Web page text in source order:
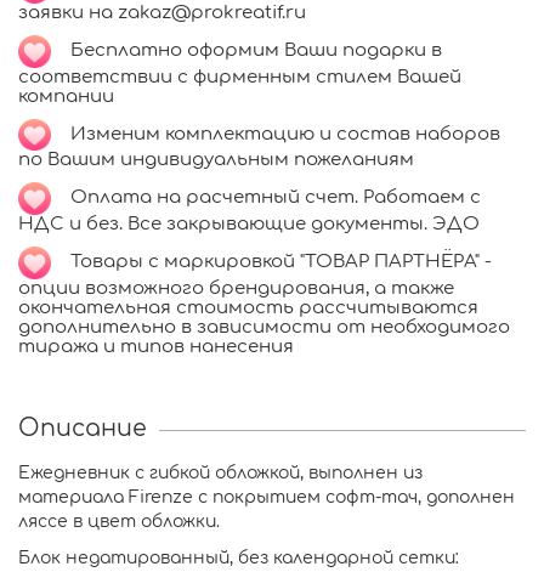
заявки на zakaz@prokreatif.ru
Бесплатно оформим Ваши подарки в
соответствии с фирменным стилем Вашей
компании
Изменим комплектацию и состав наборов
по Вашим индивидуальным пожеланиям
Оплата на расчетный счет. Работаем с
НДС и без. Все закрывающие документы. ЭДО
Товары с маркировкой "ТОВАР ПАРТНЁРА" -
опции возможного брендирования, а также
окончательная стоимость рассчитываются
дополнительно в зависимости от необходимого
тиража и типов нанесения
Описание
Ежедневник с гибкой обложкой, выполнен из
материала Firenze с покрытием софт-тач, дополнен
ляссе в цвет обложки.
Блок недатированный, без календарной сетки: